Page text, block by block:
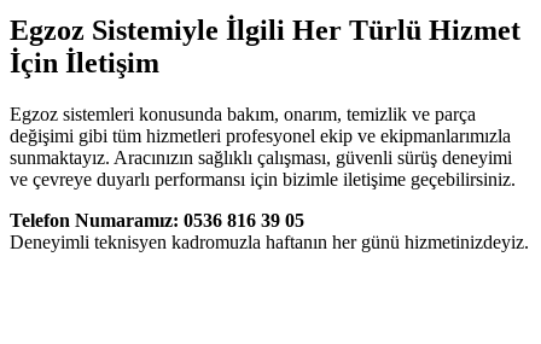
Egzoz Sistemiyle İlgili Her Türlü Hizmet
İçin İletişim
Egzoz sistemleri konusunda bakım, onarım, temizlik ve parça
değişimi gibi tüm hizmetleri profesyonel ekip ve ekipmanlarımızla
sunmaktayız. Aracınızın sağlıklı çalışması, güvenli sürüş deneyimi
ve çevreye duyarlı performansı için bizimle iletişime geçebilirsiniz.
Telefon Numaramız: 0536 816 39 05
Deneyimli teknisyen kadromuzla haftanın her günü hizmetinizdeyiz.